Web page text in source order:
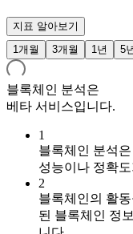
지표 알아보기
1개월
3개월 1년 5
블록체인 분석은
베타 서비스입니다.
1
블록체인 분석
성능이나 정확
2
블록체인의 활
된 블록체인 정